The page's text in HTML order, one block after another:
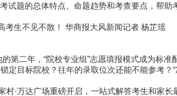
试题的总体特点、命题趋势和考查要点，帮
生不见不散！ 华商报大风新闻记者 杨芷瑶
二年，“院校专业组”志愿填报模式成为标准
目标院校？往年的录取位次还能不能参考？
万达广场重磅开启，一站式解答考生和家长